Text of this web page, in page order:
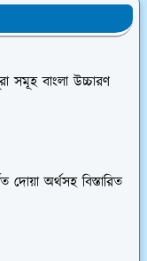
সমূহ বাংলা উচ্চারণ
দোয়া অর্থসহ বিস্তারিত